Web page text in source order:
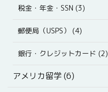
税金・年金・SSN (3)
郵便局（USPS） (4)
銀行・クレジットカード (2)
アメリカ留学 (6)